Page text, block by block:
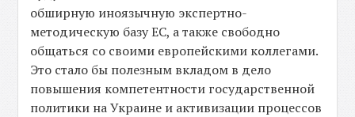
обширную иноязычную экспертно-
методическую базу ЕС, а также свободно
общаться со своими европейскими коллегами.
Это стало бы полезным вкладом в дело
повышения компетентности государственной
политики на Украине и активизации процессов